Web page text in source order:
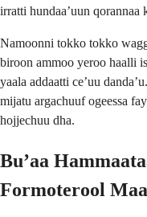
irratti hundaa’uun qorannaa
Namoonni tokko tokko
biroon ammoo yeroo haalli
yaala addaatti ce’uu
mijatu argachuuf ogeessa
hojjechuu dha.
Bu’aa
Formoterool